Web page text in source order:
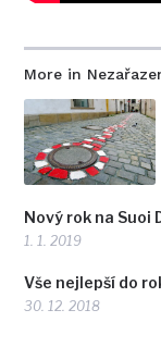
More in
Nový rok na Suoi
1. 1. 2019
Vše nejlepší do
30. 12. 2018